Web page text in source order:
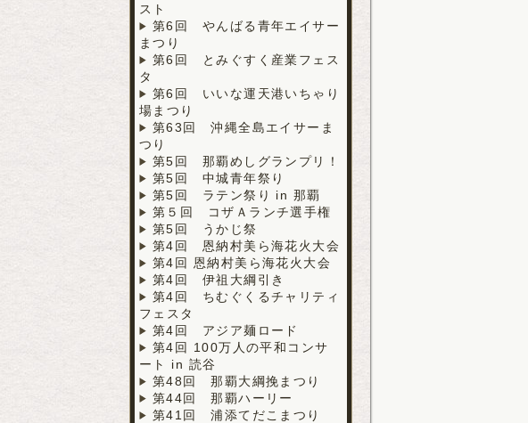
スト
第6回 やんばる青年エイサー
まつり
第6回 とみぐすく産業フェス
タ
第6回 いいな運天港いちゃり
場まつり
第63回 沖縄全島エイサーま
つり
第5回 那覇めしグランプリ！
第5回 中城青年祭り
第5回 ラテン祭り in 那覇
第５回 コザＡランチ選手権
第5回 うかじ祭
第4回 恩納村美ら海花火大会
第4回 恩納村美ら海花火大会
第4回 伊祖大綱引き
第4回 ちむぐくるチャリティ
フェスタ
第4回 アジア麺ロード
第4回 100万人の平和コンサ
ート in 読谷
第48回 那覇大綱挽まつり
第44回 那覇ハーリー
第41回 浦添てだこまつり